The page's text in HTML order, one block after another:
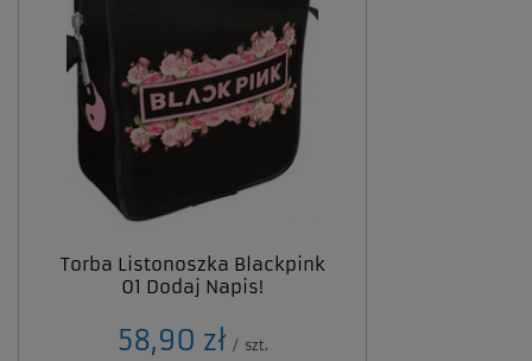
Torba Listonoszka Blackpink
01 Dodaj Napis!
58,90 zł / szt.